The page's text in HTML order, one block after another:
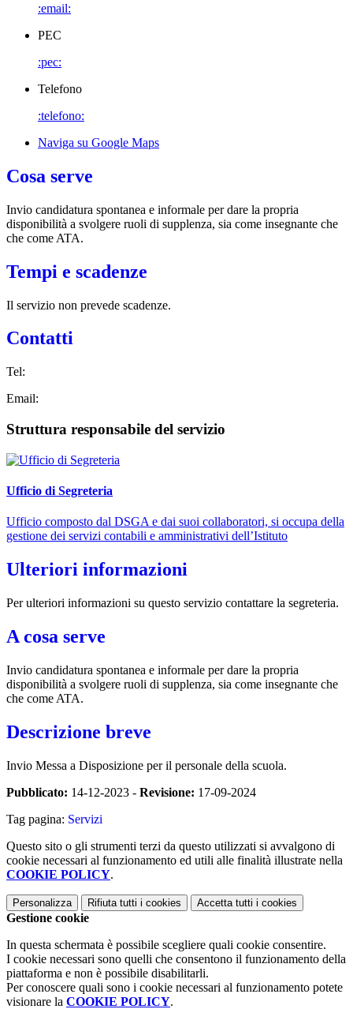
:email:
PEC
:pec:
Telefono
:telefono:
Naviga su Google Maps
Cosa serve
Invio candidatura spontanea e informale per dare la propria
disponibilità a svolgere ruoli di supplenza, sia come insegnante che
che come ATA.
Tempi e scadenze
Il servizio non prevede scadenze.
Contatti
Tel:
Email:
Struttura responsabile del servizio
Ufficio di Segreteria
Ufficio composto dal DSGA e dai suoi collaboratori, si occupa della
gestione dei servizi contabili e amministrativi dell’Istituto
Ulteriori informazioni
Per ulteriori informazioni su questo servizio contattare la segreteria.
A cosa serve
Invio candidatura spontanea e informale per dare la propria
disponibilità a svolgere ruoli di supplenza, sia come insegnante che
che come ATA.
Descrizione breve
Invio Messa a Disposizione per il personale della scuola.
Pubblicato: 14-12-2023 - Revisione: 17-09-2024
Tag pagina: Servizi
Questo sito o gli strumenti terzi da questo utilizzati si avvalgono di
cookie necessari al funzionamento ed utili alle finalità illustrate nella
COOKIE POLICY.
Personalizza Rifiuta tutti i cookies Accetta tutti i cookies
Gestione cookie
In questa schermata è possibile scegliere quali cookie consentire.
I cookie necessari sono quelli che consentono il funzionamento della
piattaforma e non è possibile disabilitarli.
Per conoscere quali sono i cookie necessari al funzionamento potete
visionare la COOKIE POLICY.